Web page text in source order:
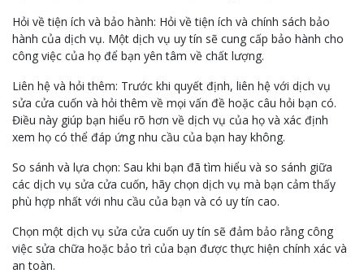
Hỏi về tiện ích và bảo hành: Hỏi về tiện ích và chính sách bảo
hành của dịch vụ. Một dịch vụ uy tín sẽ cung cấp bảo hành cho
công việc của họ để bạn yên tâm về chất lượng.
Liên hệ và hỏi thêm: Trước khi quyết định, liên hệ với dịch vụ
sửa cửa cuốn và hỏi thêm về mọi vấn đề hoặc câu hỏi bạn có.
Điều này giúp bạn hiểu rõ hơn về dịch vụ của họ và xác định
xem họ có thể đáp ứng nhu cầu của bạn hay không.
So sánh và lựa chọn: Sau khi bạn đã tìm hiểu và so sánh giữa
các dịch vụ sửa cửa cuốn, hãy chọn dịch vụ mà bạn cảm thấy
phù hợp nhất với nhu cầu của bạn và có uy tín cao.
Chọn một dịch vụ sửa cửa cuốn uy tín sẽ đảm bảo rằng công
việc sửa chữa hoặc bảo trì của bạn được thực hiện chính xác và
an toàn.